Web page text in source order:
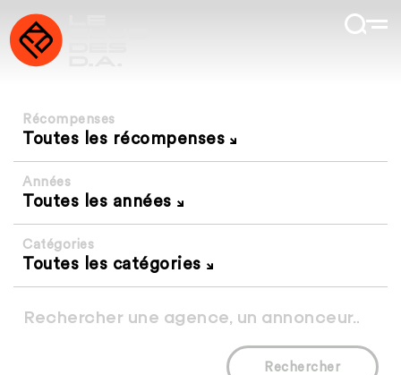
Récompenses
Toutes les récompenses
Années
Toutes les années
Catégories
Toutes les catégories
Rechercher